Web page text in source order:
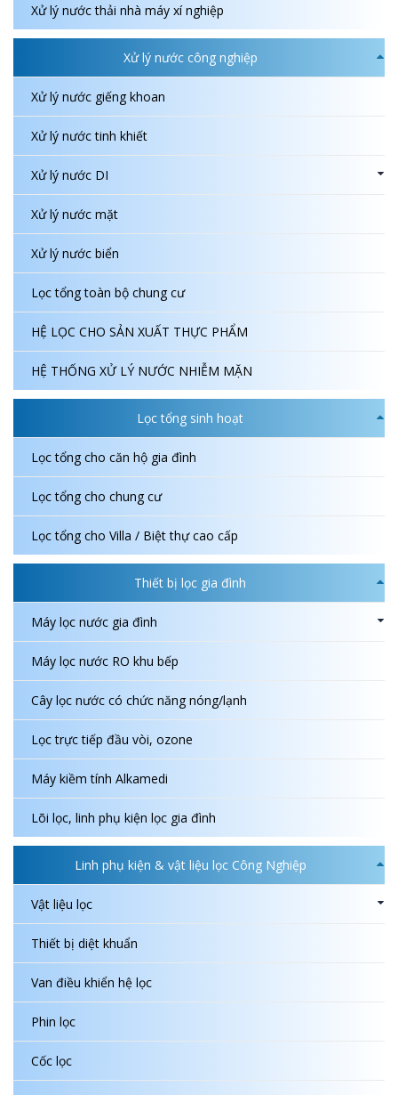
Xử lý nước thải nhà máy xí nghiệp
Xử lý nước công nghiệp
Xử lý nước giếng khoan
Xử lý nước tinh khiết
Xử lý nước DI
Xử lý nước mặt
Xử lý nước biển
Lọc tổng toàn bộ chung cư
HỆ LỌC CHO SẢN XUẤT THỰC PHẨM
HỆ THỐNG XỬ LÝ NƯỚC NHIỄM MẶN
Lọc tổng sinh hoạt
Lọc tổng cho căn hộ gia đình
Lọc tổng cho chung cư
Lọc tổng cho Villa / Biệt thự cao cấp
Thiết bị lọc gia đình
Máy lọc nước gia đình
Máy lọc nước RO khu bếp
Cây lọc nước có chức năng nóng/lạnh
Lọc trực tiếp đầu vòi, ozone
Máy kiềm tính Alkamedi
Lõi lọc, linh phụ kiện lọc gia đình
Linh phụ kiện & vật liệu lọc Công Nghiệp
Vật liệu lọc
Thiết bị diệt khuẩn
Van điều khiển hệ lọc
Phin lọc
Cốc lọc